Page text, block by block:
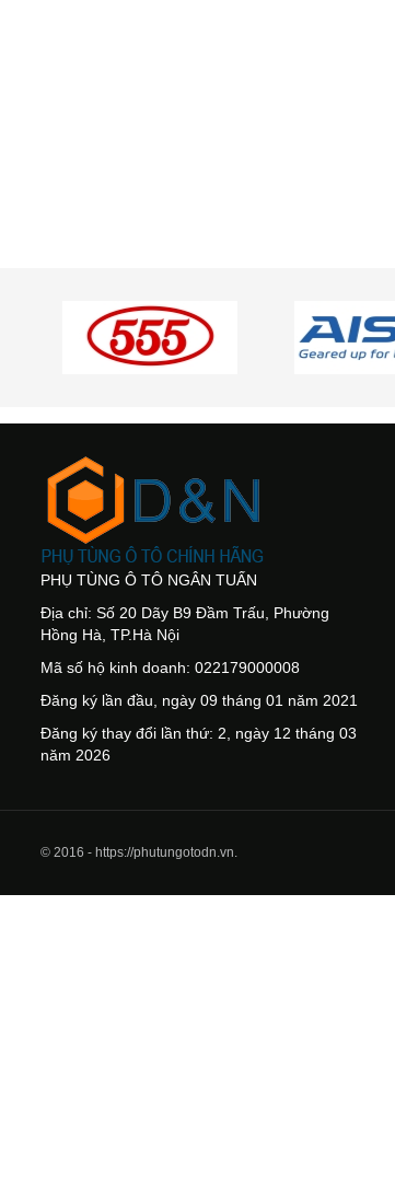
PHỤ TÙNG Ô TÔ NGÂN TUẤN
Địa chỉ: Số 20 Dãy B9 Đầm Trấu, Phường
Hồng Hà, TP.Hà Nội
Mã số hộ kinh doanh: 022179000008
Đăng ký lần đầu, ngày 09 tháng 01 năm 2021
Đăng ký thay đổi lần thứ: 2, ngày 12 tháng 03
năm 2026
© 2016 - https://phutungotodn.vn.